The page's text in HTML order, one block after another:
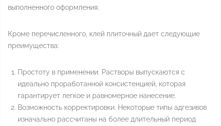
выполненного оформления.
Кроме перечисленного, клей плиточный дает следующие
преимущества:
Простоту в применении. Растворы выпускаются с
идеально проработанной консистенцией, которая
гарантирует легкое и равномерное нанесение.
Возможность корректировки. Некоторые типы адгезивов
изначально рассчитаны на более длительный период